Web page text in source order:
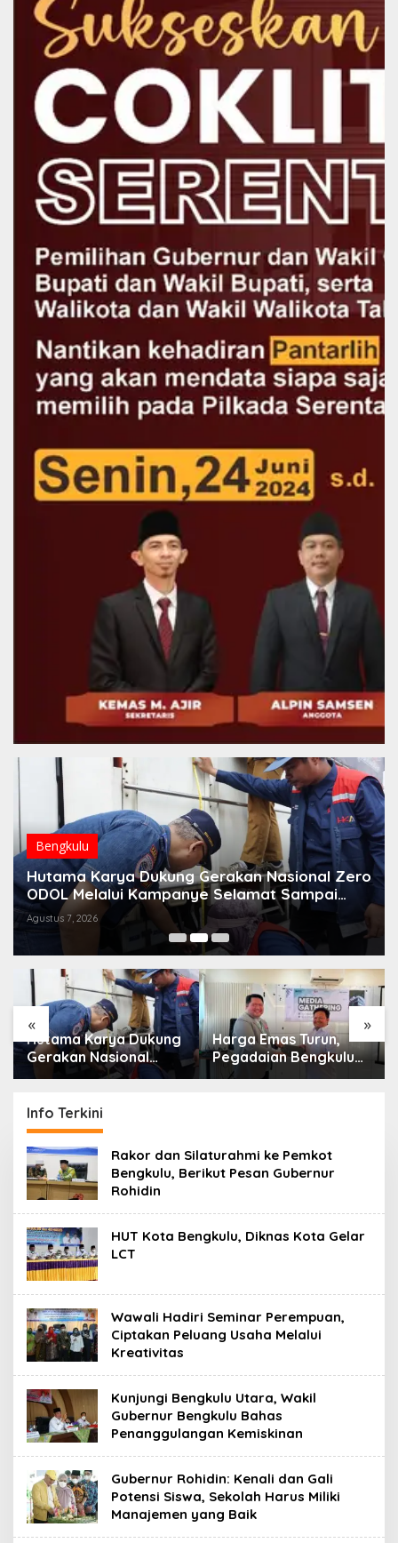
Bengkulu
Hutama Karya Dukung Gerakan Nasional Zero
ODOL Melalui Kampanye Selamat Sampai
Tujuan (SETUJU)
Agustus 7, 2026
« »
Hutama Karya Dukung
Gerakan Nasional
Zero ODOL Melalui
Sampai Tujuan
(SETUJU)
Harga Emas Turun,
Pegadaian Bengkulu
Ajak Masyarakat
Info Terkini
Bengkulu
Info
Rakor dan Silaturahmi ke Pemkot
Bengkulu, Berikut Pesan Gubernur
Rohidin
HUT Kota Bengkulu, Diknas Kota Gelar
LCT
Wawali Hadiri Seminar Perempuan,
Ciptakan Peluang Usaha Melalui
Kreativitas
Kunjungi Bengkulu Utara, Wakil
Gubernur Bengkulu Bahas
Penanggulangan Kemiskinan
Gubernur Rohidin: Kenali dan Gali
Potensi Siswa, Sekolah Harus Miliki
Manajemen yang Baik